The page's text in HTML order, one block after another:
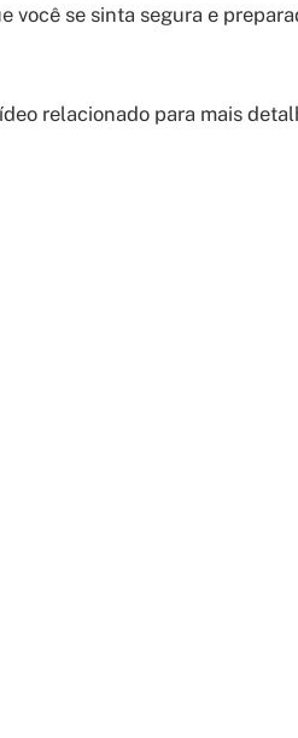
você se sinta segura e
relacionado para mais